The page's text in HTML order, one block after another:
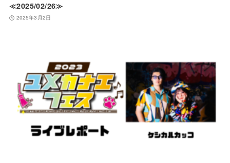
≪2025/02/26≫
2025年3月2日